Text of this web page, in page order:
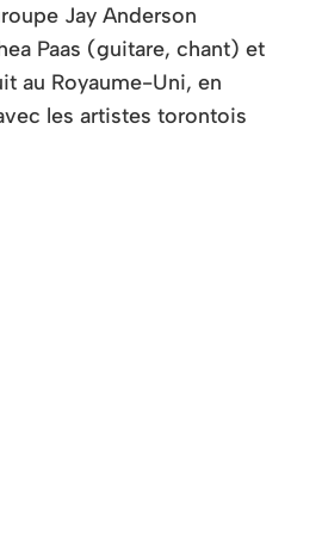
Jay Anderson
Paas (guitare, chant) et
au Royaume-Uni, en
les artistes torontois